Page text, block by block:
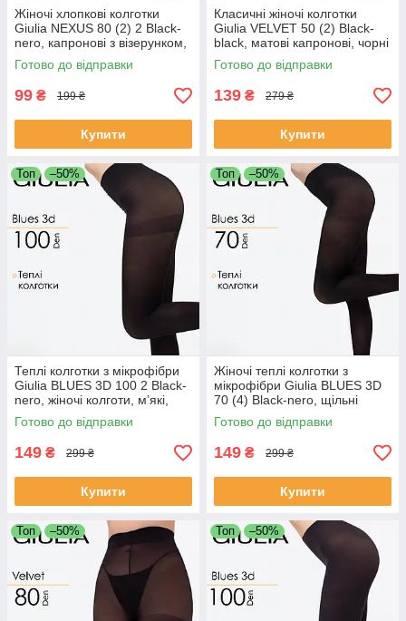
Жіночі хлопкові колготки
Giulia NEXUS 80 (2) 2 Black-
nero, капронові з візерунком,
чорні, 80 DEN, еластичні та
стильні
Готово до відправки
99 ₴ 199 ₴
Купити
Класичні жіночі колготки
Giulia VELVET 50 (2) Black-
black, матові капронові, чорні
Готово до відправки
139 ₴ 279 ₴
Купити
Топ –50%
Теплі колготки з мікрофібри
Giulia BLUES 3D 100 2 Black-
nero, жіночі колготи, м’які,
зимові
Готово до відправки
149 ₴ 299 ₴
Купити
Топ –50%
Жіночі теплі колготки з
мікрофібри Giulia BLUES 3D
70 (4) Black-nero, щільні
чорні колготи
Готово до відправки
149 ₴ 299 ₴
Купити
Топ –50% Топ –50%